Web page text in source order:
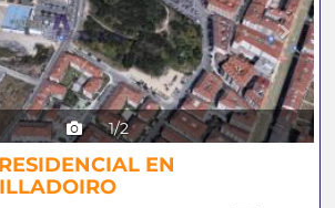
1/2
EN